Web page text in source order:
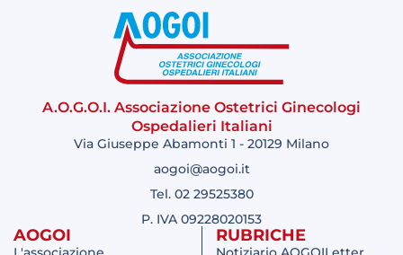
A.O.G.O.I. Associazione Ostetrici Ginecologi
Ospedalieri Italiani
Via Giuseppe Abamonti 1 - 20129 Milano
aogoi@aogoi.it
Tel. 02 29525380
P. IVA 09228020153
AOGOI RUBRICHE